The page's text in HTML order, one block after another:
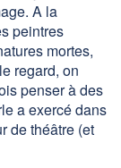
A la
peintres
mortes,
regard, on
penser à des
a exercé dans
de théâtre (et